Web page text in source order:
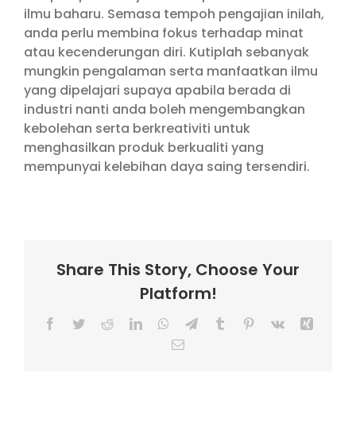
ilmu baharu. Semasa tempoh pengajian inilah,
anda perlu membina fokus terhadap minat
atau kecenderungan diri. Kutiplah sebanyak
mungkin pengalaman serta manfaatkan ilmu
yang dipelajari supaya apabila berada di
industri nanti anda boleh mengembangkan
kebolehan serta berkreativiti untuk
menghasilkan produk berkualiti yang
mempunyai kelebihan daya saing tersendiri.
Share This Story, Choose Your
Platform!
Facebook
TwitterRedditLinkedInWhatsApp
TelegramTumblr Pinterest
Vk
Xing
Email